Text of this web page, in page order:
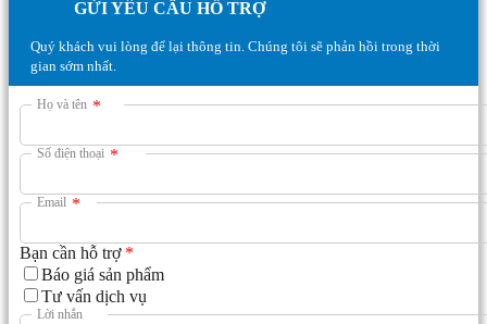
GỬI YÊU CẦU HỖ TRỢ
Quý khách vui lòng để lại thông tin. Chúng tôi sẽ phản hồi trong thời
gian sớm nhất.
Họ và tên *
Số điện thoại *
Email *
Bạn cần hỗ trợ *
Báo giá sản phẩm
Tư vấn dịch vụ
Lời nhắn